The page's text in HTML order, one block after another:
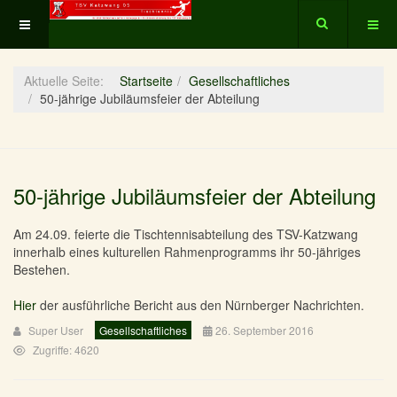
Aktuelle Seite: Startseite
Gesellschaftliches
50-jährige Jubiläumsfeier der Abteilung
50-jährige Jubiläumsfeier der Abteilung
Am 24.09. feierte die Tischtennisabteilung des TSV-Katzwang
innerhalb eines kulturellen Rahmenprogramms ihr 50-jähriges
Bestehen.
Hier der ausführliche Bericht aus den Nürnberger Nachrichten.
Super User Gesellschaftliches
26. September 2016
Zugriffe: 4620